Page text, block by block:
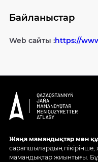
Байланыстар
Web сайты :https://
Жаңа мамандықтар мен
сарапшылардың
мамандықтар жиынтығы.